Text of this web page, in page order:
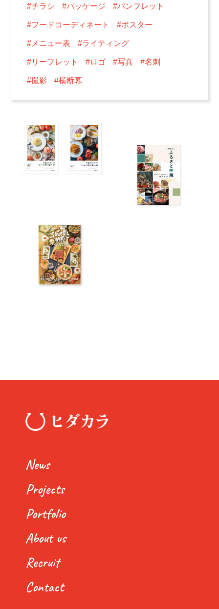
#チラシ #パッケージ #パンフレット
#フードコーディネート #ポスター
#メニュー表 #ライティング
#リーフレット #ロゴ #写真 #名刺
#撮影 #横断幕
News
Projects
Portfolio
About us
Recruit
Contact